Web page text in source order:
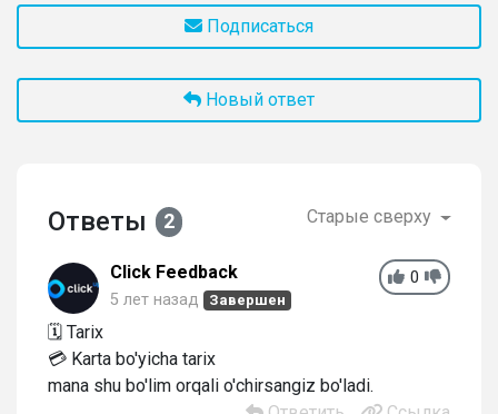
Подписаться
Новый ответ
Ответы 2 Старые сверху
0
Click Feedback
5 лет назад Завершен
🗓 Tarix
💳 Karta bo'yicha tarix
mana shu bo'lim orqali o'chirsangiz bo'ladi.